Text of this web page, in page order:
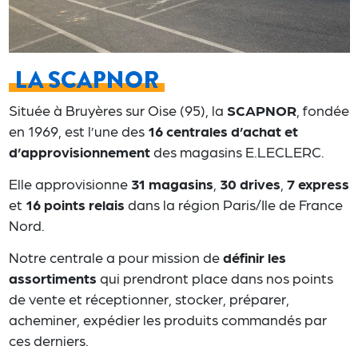
LA SCAPNOR
Située à Bruyères sur Oise (95), la SCAPNOR, fondée
en 1969, est l’une des 16 centrales d’achat et
d’approvisionnementdes magasins E.LECLERC.
Elle approvisionne 31 magasins 30 drives 7 express
et 16 points relais dans la région Paris/Ile de France
Nord.
Notre centrale a pour mission dedéfinir les
assortiments qui prendront place dans nos points
de vente et réceptionner, stocker, préparer,
acheminer, expédier les produits commandés par
ces derniers.